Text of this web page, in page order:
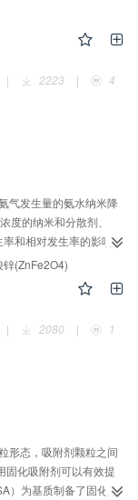
虽然硅烷偶联剂的添
了流动性。当添加的硅
境温度为﹣8.5 ℃，相变
，浆体不粘附壁面，
| 2223 | 4
气发生量的氨水纳米降
度的纳米和分散剂、
和相对发生率的影响。
二烷基苯磺酸钠
氨水基液质量浓度为
0.05%的SDBS，氨气
散剂SDBS会对氨气发
稳定性和对发生起正或
(ZnFe2O4)
| 2080 | 1
形态，吸附剂颗粒之间
固化吸附剂可以有效提
）为基质制备了固化活